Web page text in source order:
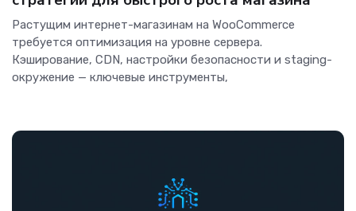
Растущим интернет-магазинам на WooCommerce
требуется оптимизация на уровне сервера.
Кэширование, CDN, настройки безопасности и staging-
окружение — ключевые инструменты,